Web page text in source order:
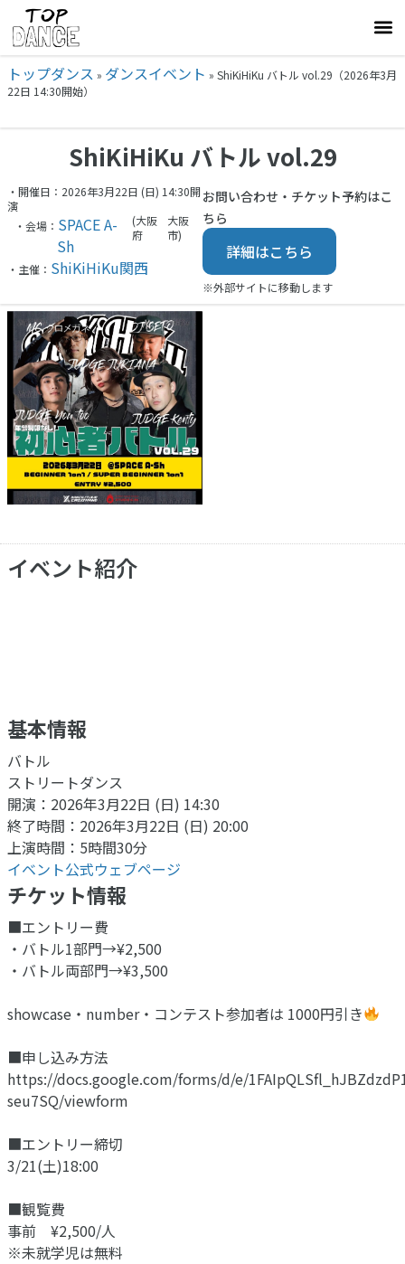
トップダンス » ダンスイベント » ShiKiHiKu バトル vol.29（2026年3月
22日 14:30開始）
ShiKiHiKu バトル vol.29
・開催日：2026年3月22日 (日) 14:30開
演
・会場： SPACE A-
Sh
(大阪
府
大阪
市)
・主催： ShiKiHiKu関西
お問い合わせ・チケット予約はこ
ちら
詳細はこちら
※外部サイトに移動します
イベント紹介
基本情報
バトル
ストリートダンス
開演：2026年3月22日 (日) 14:30
終了時間：2026年3月22日 (日) 20:00
上演時間：5時間30分
イベント公式ウェブページ
チケット情報
■エントリー費
・バトル1部門→¥2,500
・バトル両部門→¥3,500
showcase・number・コンテスト参加者は 1000円引き
■申し込み方法
https://docs.google.com/forms/d/e/
seu7SQ/viewform
■エントリー締切
3/21(土)18:00
■観覧費
事前 ¥2,500/人
※未就学児は無料